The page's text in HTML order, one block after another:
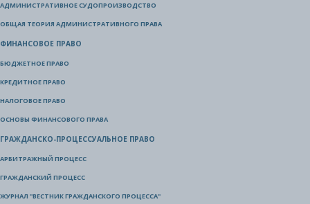
АДМИНИСТРАТИВНОЕ СУДОПРОИЗВОДСТВО
ОБЩАЯ ТЕОРИЯ АДМИНИСТРАТИВНОГО ПРАВА
ФИНАНСОВОЕ ПРАВО
БЮДЖЕТНОЕ ПРАВО
КРЕДИТНОЕ ПРАВО
НАЛОГОВОЕ ПРАВО
ОСНОВЫ ФИНАНСОВОГО ПРАВА
ГРАЖДАНСКО-ПРОЦЕССУАЛЬНОЕ ПРАВО
АРБИТРАЖНЫЙ ПРОЦЕСС
ГРАЖДАНСКИЙ ПРОЦЕСС
ЖУРНАЛ "ВЕСТНИК ГРАЖДАНСКОГО ПРОЦЕССА"